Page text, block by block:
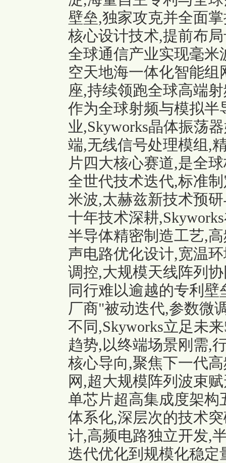
壁垒,独家攻克并全面
核心设计技术,提前布
全球通信产业实现毫
空天地海一体化智能
座,持续领跑全球高端
作为全球射频与模拟
业,Skyworks晶体振荡器
端,无线信号处理模组,
片四大核心赛道,是全
全世代技术迭代,标准
米波,太赫兹新技术预
十年技术深耕
半导体精密制造工艺,
声电路优化设计,宽温
调控,大规模天线阵列
同行难以逾越的专利
厂商"被动迭代,参数微
不同,Skyworks立足未
趋势,以终端场景刚需,
核心导向,聚焦下一代
网,超大规模阵列波束
单芯片超高集成度架
体系化,深层次的技术
计,高频电路独立开发,
迭代优化到规模化稳